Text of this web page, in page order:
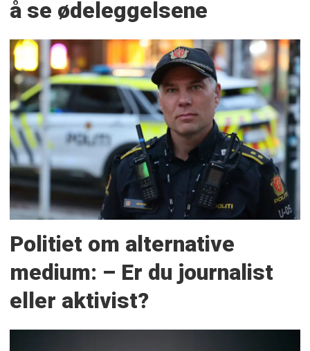
å se ødeleggelsene
Politiet om alternative
medium: – Er du journalist
eller aktivist?